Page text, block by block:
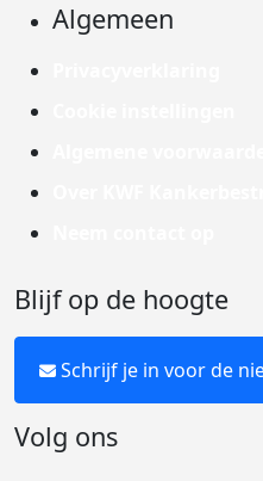
Algemeen
Blijf op de hoogte
Schrijf je in voor de
Volg ons